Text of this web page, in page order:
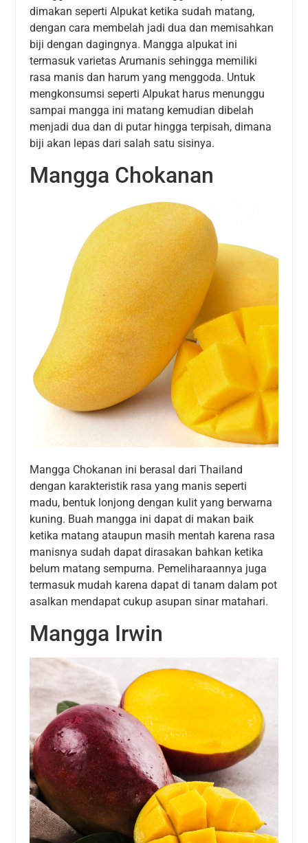
dimakan seperti Alpukat ketika sudah matang,
dengan cara membelah jadi dua dan memisahkan
biji dengan dagingnya. Mangga alpukat ini
termasuk varietas Arumanis sehingga memiliki
rasa manis dan harum yang menggoda. Untuk
mengkonsumsi seperti Alpukat harus menunggu
sampai mangga ini matang kemudian dibelah
menjadi dua dan di putar hingga terpisah, dimana
biji akan lepas dari salah satu sisinya.
Mangga Chokanan
Mangga Chokanan ini berasal dari Thailand
dengan karakteristik rasa yang manis seperti
madu, bentuk lonjong dengan kulit yang berwarna
kuning. Buah mangga ini dapat di makan baik
ketika matang ataupun masih mentah karena rasa
manisnya sudah dapat dirasakan bahkan ketika
belum matang sempurna. Pemeliharaannya juga
termasuk mudah karena dapat di tanam dalam pot
asalkan mendapat cukup asupan sinar matahari.
Mangga Irwin